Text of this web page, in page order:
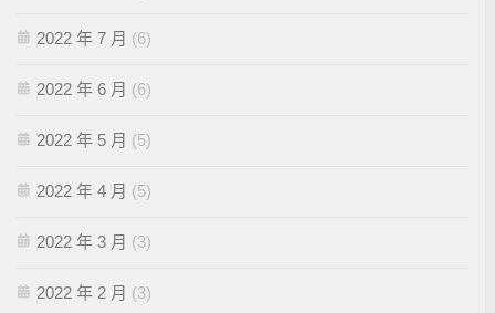
2022 年 7 月 (6)
2022 年 6 月 (6)
2022 年 5 月 (5)
2022 年 4 月 (5)
2022 年 3 月 (3)
2022 年 2 月 (3)